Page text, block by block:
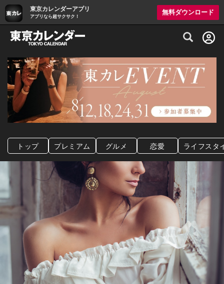
東京カレンダーアプリ
アプリなら超サクサク！
無料ダウンロード
グルメ情報・プレミアムレストラン予約
トップ プレミアム グルメ 恋愛 ライフスタ